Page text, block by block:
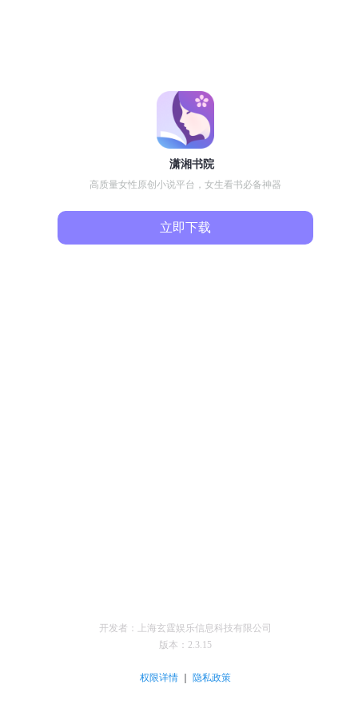
潇湘书院
高质量女性原创小说平台，女生看书必备神器
立即下载
开发者：上海玄霆娱乐信息科技有限公司
版本： 2.3.15
权限详情 ｜ 隐私政策